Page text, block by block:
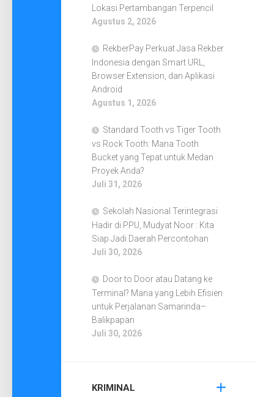
Lokasi Pertambangan Terpencil
Agustus 2, 2026
RekberPay Perkuat Jasa Rekber
Indonesia dengan Smart URL,
Browser Extension, dan Aplikasi
Android
Agustus 1, 2026
Standard Tooth vs Tiger Tooth
vs Rock Tooth: Mana Tooth
Bucket yang Tepat untuk Medan
Proyek Anda?
Juli 31, 2026
Sekolah Nasional Terintegrasi
Hadir di PPU, Mudyat Noor : Kita
Siap Jadi Daerah Percontohan
Juli 30, 2026
Door to Door atau Datang ke
Terminal? Mana yang Lebih Efisien
untuk Perjalanan Samarinda–
Balikpapan
Juli 30, 2026
KRIMINAL